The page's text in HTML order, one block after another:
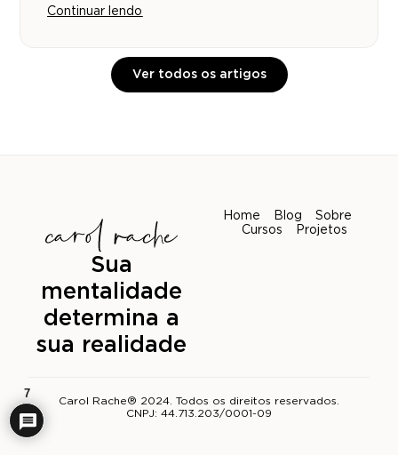
Continuar lendo
Ver todos os artigos
Sua
mentalidade
determina a
sua realidade
Home Blog
Sobre
Cursos
Projetos
Carol Rache® 2024. Todos os direitos reservados.
CNPJ: 44.713.203/0001-09
7